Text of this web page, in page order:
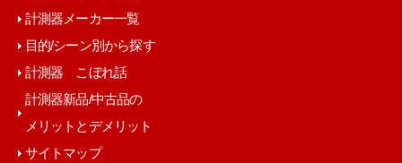
計測器メーカー一覧
目的/シーン別から探す
計測器 こぼれ話
計測器新品/中古品の
メリットとデメリット
サイトマップ